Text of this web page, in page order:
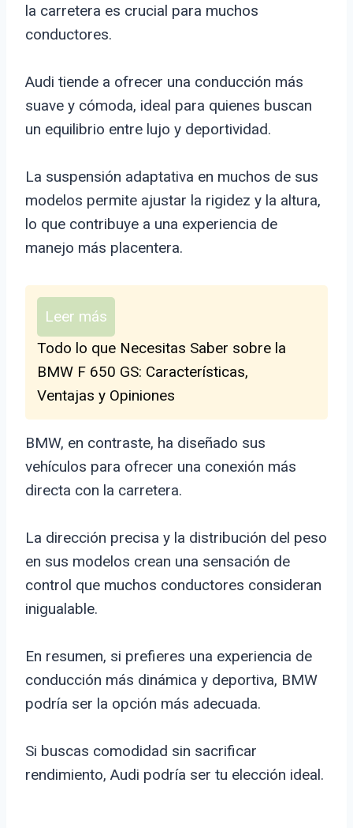
la carretera es crucial para muchos
conductores.
Audi tiende a ofrecer una conducción más
suave y cómoda, ideal para quienes buscan
un equilibrio entre lujo y deportividad.
La suspensión adaptativa en muchos de sus
modelos permite ajustar la rigidez y la altura,
lo que contribuye a una experiencia de
manejo más placentera.
Leer más
Todo lo que Necesitas Saber sobre la
BMW F 650 GS: Características,
Ventajas y Opiniones
BMW, en contraste, ha diseñado sus
vehículos para ofrecer una conexión más
directa con la carretera.
La dirección precisa y la distribución del peso
en sus modelos crean una sensación de
control que muchos conductores consideran
inigualable.
En resumen, si prefieres una experiencia de
conducción más dinámica y deportiva, BMW
podría ser la opción más adecuada.
Si buscas comodidad sin sacrificar
rendimiento, Audi podría ser tu elección ideal.